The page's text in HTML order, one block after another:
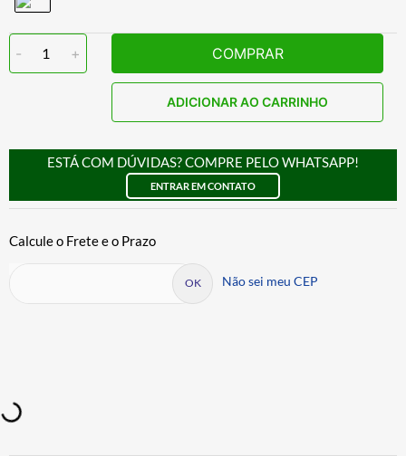
- 1 + COMPRAR
ADICIONAR AO CARRINHO
ESTÁ COM DÚVIDAS? COMPRE PELO WHATSAPP!
ENTRAR EM CONTATO
Não sei meu CEP